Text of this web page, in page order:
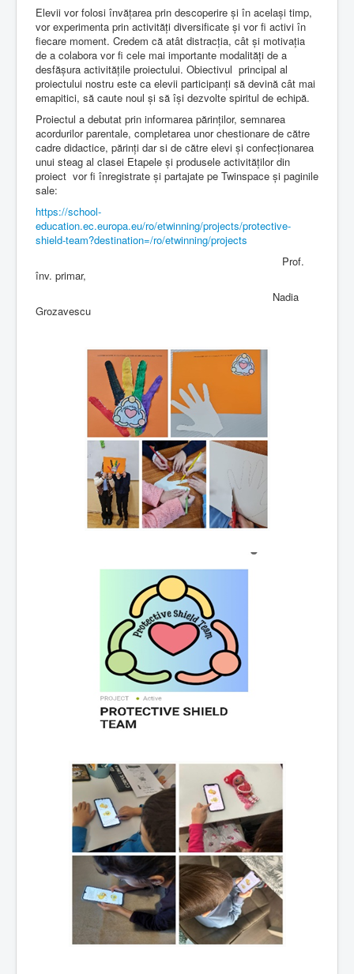
Elevii vor folosi învățarea prin descoperire și în același timp,
vor experimenta prin activități diversificate și vor fi activi în
fiecare moment. Credem că atât distracția, cât și motivația
de a colabora vor fi cele mai importante modalități de a
desfășura activitățile proiectului. Obiectivul principal al
proiectului nostru este ca elevii participanți să devină cât mai
emapitici, să caute noul și să își dezvolte spiritul de echipă.
Proiectul a debutat prin informarea părinților, semnarea
acordurilor parentale, completarea unor chestionare de către
cadre didactice, părinți dar si de către elevi și confecționarea
unui steag al clasei Etapele și produsele activităților din
proiect vor fi înregistrate și partajate pe Twinspace și paginile
sale:
https://school-
education.ec.europa.eu/ro/etwinning/projects/protective-
shield-team?destination=/ro/etwinning/projects
Prof.
înv. primar,
Nadia
Grozavescu